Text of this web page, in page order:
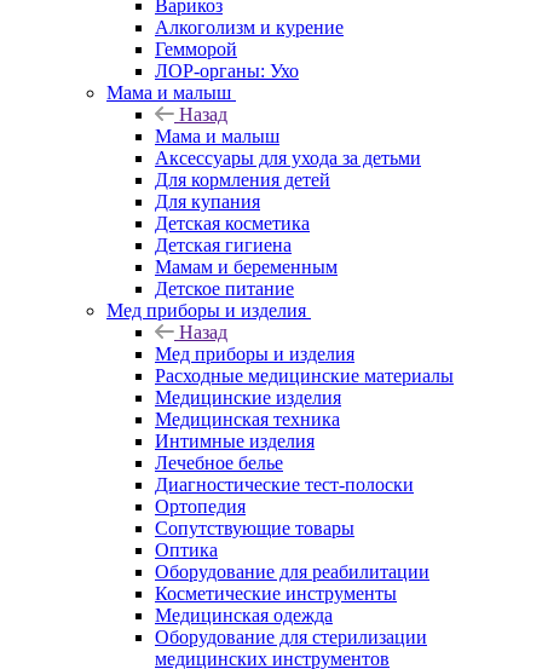
Варикоз
Алкоголизм и курение
Гемморой
ЛОР-органы: Ухо
Мама и малыш
Назад
Мама и малыш
Аксессуары для ухода за детьми
Для кормления детей
Для купания
Детская косметика
Детская гигиена
Мамам и беременным
Детское питание
Мед приборы и изделия
Назад
Мед приборы и изделия
Расходные медицинские материалы
Медицинские изделия
Медицинская техника
Интимные изделия
Лечебное белье
Диагностические тест-полоски
Ортопедия
Сопутствующие товары
Оптика
Оборудование для реабилитации
Косметические инструменты
Медицинская одежда
Оборудование для стерилизации
медицинских инструментов